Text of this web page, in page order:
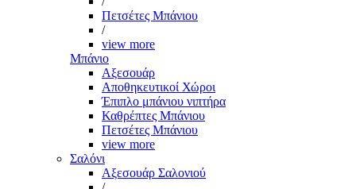
Πετσέτες Μπάνιου
/
view more
Μπάνιο
Αξεσουάρ
Αποθηκευτικοί Χώροι
Έπιπλο μπάνιου νιπτήρα
Καθρέπτες Μπάνιου
Πετσέτες Μπάνιου
view more
Σαλόνι
Αξεσουάρ Σαλονιού